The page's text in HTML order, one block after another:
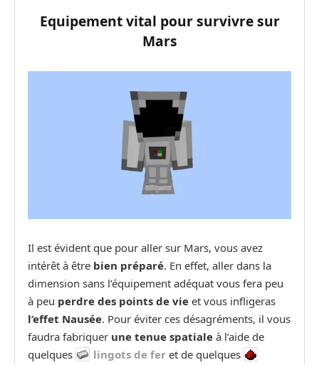
Equipement vital pour survivre sur
Mars
Il est évident que pour aller sur Mars, vous avez
intérêt à être bien préparé. En effet, aller dans la
dimension sans l’équipement adéquat vous fera peu
à peu perdre des points de vie et vous infligeras
l’effet Nausée. Pour éviter ces désagréments, il vous
faudra fabriquer une tenue spatiale à l’aide de
quelques
lingots de fer et de quelques